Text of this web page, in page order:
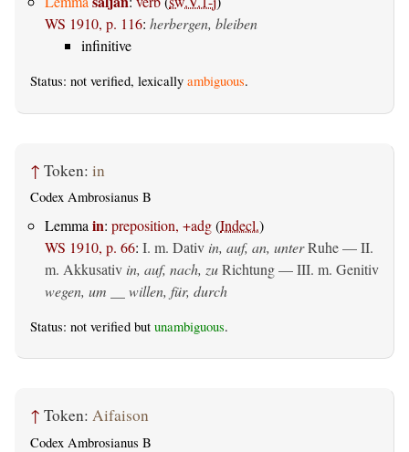
WS 1910, p. 116: herbergen, bleiben
infinitive
Status: not verified, lexically ambiguous.
↑ Token: in
Codex Ambrosianus B
Lemma in: preposition, +adg(Indecl.)
WS 1910, p. 66: I. m. Dativ in, auf, an, unterRuhe — II.
m. Akkusativ in, auf, nach, zuRichtung — III. m. Genitiv
wegen, um __ willen, für, durch
Status: not verified but unambiguous.
↑ Token: Aifaison
Codex Ambrosianus B